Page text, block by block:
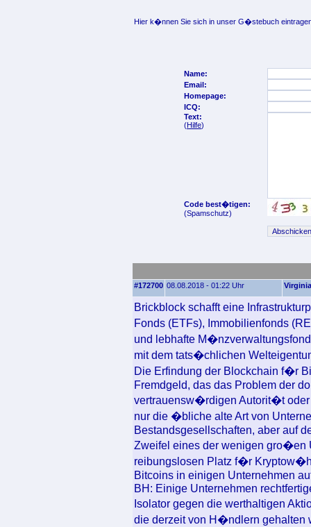
Hier k�nnen Sie sich in unser G�stebuch
Name:
Email:
Homepage:
ICQ:
Text:
(Hilfe)
Code best�tigen:
(Spamschutz)
#172700 08.08.2018 - 01:22 Uhr Virginia
Brickblock schafft eine
Fonds (ETFs), Immobilienfonds
und lebhafte
mit dem tats�chlichen
Die Erfindung der Blockchain f�r
Fremdgeld, das das Problem der
vertrauensw�rdigen Autorit�t
nur die �bliche alte Art von
Bestandsgesellschaften, aber auf
Zweifel eines der wenigen gro�en
reibungslosen Platz f�r
Bitcoins in einigen Unternehmen
BH: Einige Unternehmen
Isolator gegen die werthaltigen
die derzeit von H�ndlern